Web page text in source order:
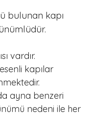
bulunan kapı
vardır.
kapılar
ayna benzeri
nedeni ile her